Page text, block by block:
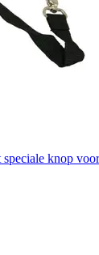
knop